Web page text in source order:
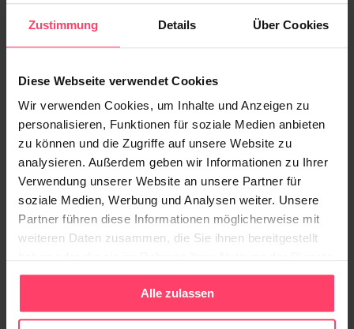
Zustimmung Details Über Cookies
Diese Webseite verwendet Cookies
Wir verwenden Cookies, um Inhalte und Anzeigen zu
personalisieren, Funktionen für soziale Medien anbieten
zu können und die Zugriffe auf unsere Website zu
analysieren. Außerdem geben wir Informationen zu Ihrer
Verwendung unserer Website an unsere Partner für
soziale Medien, Werbung und Analysen weiter. Unsere
Partner führen diese Informationen möglicherweise mit
weiteren Daten zusammen, die Sie ihnen bereitgestellt
gesammelt haben.
Alle zulassen
mit qualitativ hochwertigem Native Advertising hat
das allerdings kaum noch etwas zu tun.
Ads:
Display Ads funktionieren anders als Native Ads. In
grellen Farben und mit lautem Getöse machen sie
an unterschiedlichen Stellen auf einer Webseite auf
sich aufmerksam, um so die User zum Klick und
nein Native Ads und Display Ads könnten eigentlich
friedlich nebeneinander co-existieren, würden nicht
einige findige Werber ihre Display Ads frech in den